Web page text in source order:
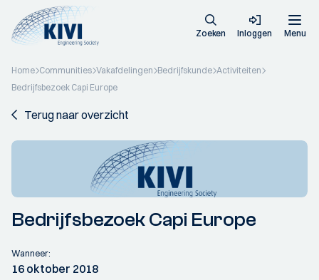
Zoeken Inloggen Menu
Home Communities Vakafdelingen Bedrijfskunde Activiteiten
Bedrijfsbezoek Capi Europe
Terug naar overzicht
Bedrijfsbezoek Capi Europe
Wanneer:
16 oktober 2018